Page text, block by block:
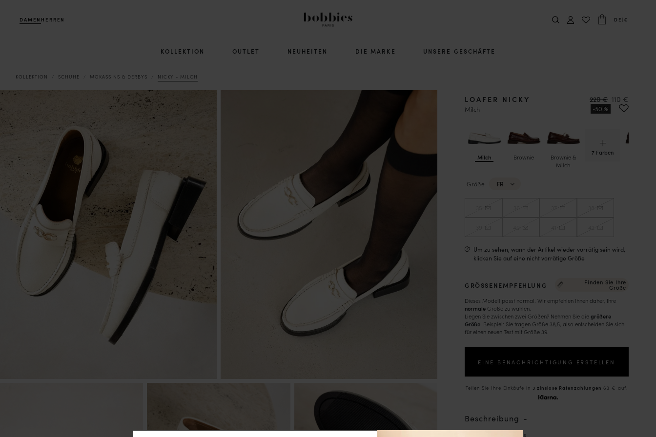
DAMEN HERREN DE | €
KOLLEKTION OUTLET NEUHEITEN DIE MARKE UNSERE GESCHÄFTE
KOLLEKTION SCHUHE MOKASSINS & DERBYS NICKY - MILCH
Milch Brownie
Brownie &
Milch
7 Farben
LOAFER NICKY
Milch
220 € 110 €
Größe FR
Um zu sehen, wann der Artikel wieder vorrätig sein wird,
klicken Sie auf eine nicht vorrätige Größe
GRÖSSENEMPFEHLUNG Finden Sie Ihre
Größe
Dieses Modell passt normal. Wir empfehlen Ihnen daher, Ihre
normale Größe zu wählen.
Liegen Sie zwischen zwei Größen? Nehmen Sie diegrößere
Größe . Beispiel: Sie tragen Größe 38,5, also entscheiden Sie sich
für einen neuen Test mit Größe 39.
EINE BENACHRICHTIGUNG ERSTELLEN
Teilen Sie Ihre Einkäufe in 3 zinslose Ratenzahlungen 63 € auf.
Beschreibung
- Mokassins mit Gebiss